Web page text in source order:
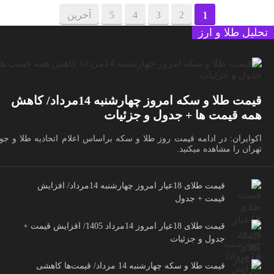
1
2
3
4
5 آخرین
تحلیل طلا و ارز
قیمت طلا و سکه امروز چهارشنبه 14مرداد/ کاهش
همه قیمت ها + جدول و جزئیات
اکوایران: در ادامه قیمت روز طلا و سکه براساس اعلام اتحادیه طلا و
تهران را مشاهده میکنید.
قیمت طلای 18عیار امروز چهارشنبه 14مرداد/ افزایش
قیمت + جدول
قیمت طلای 18عیار امروز 14مرداد 1405/ افزایش قیمت +
جدول و جزئیات
قیمت طلا و سکه چهارشنبه 14 مرداد/ قیمت‌ها کاهشی